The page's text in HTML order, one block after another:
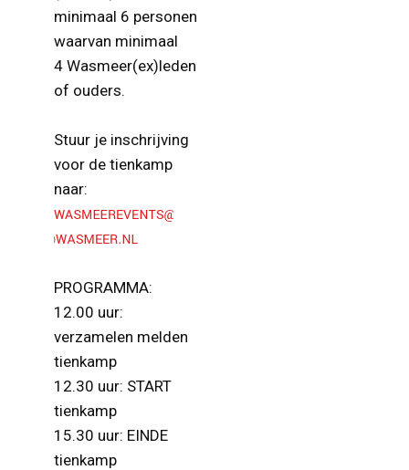
minimaal 6 personen
waarvan minimaal
4 Wasmeer(ex)leden
of ouders.
Stuur je inschrijving
voor de tienkamp
naar:
PROGRAMMA:
12.00 uur:
verzamelen melden
tienkamp
12.30 uur: START
tienkamp
15.30 uur: EINDE
tienkamp